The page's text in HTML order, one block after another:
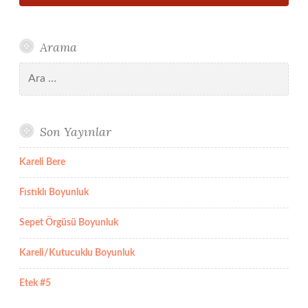
Arama
Son Yayınlar
Kareli Bere
Fıstıklı Boyunluk
Sepet Örgüsü Boyunluk
Kareli/Kutucuklu Boyunluk
Etek #5